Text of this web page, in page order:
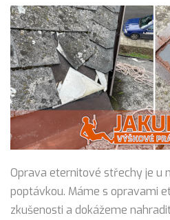
Oprava eternitové střechy je u
poptávkou. Máme s opravami
zkušenosti a dokážeme